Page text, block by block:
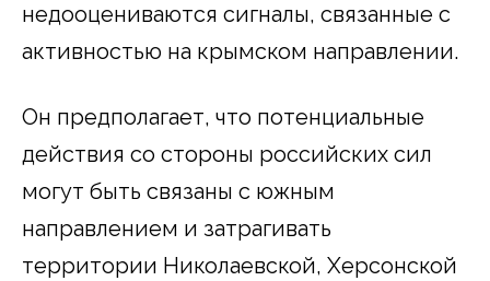
недооцениваются сигналы, связанные с
активностью на крымском направлении.
Он предполагает, что потенциальные
действия со стороны российских сил
могут быть связаны с южным
направлением и затрагивать
территории Николаевской, Херсонской